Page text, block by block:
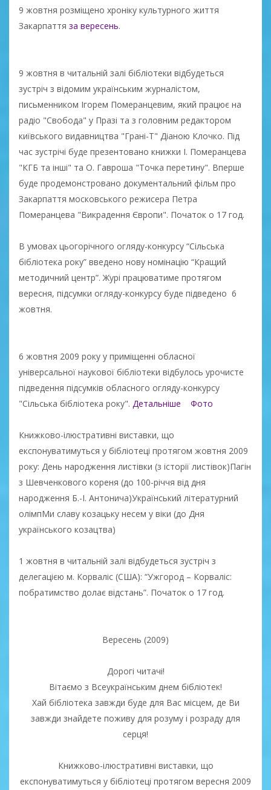
9 жовтня розміщено хроніку культурного життя
Закарпаття за вересень.
9 жовтня в читальній залі бібліотеки відбудеться
зустріч з відомим українським журналістом,
письменником Ігорем Померанцевим, який працює на
радіо "Свобода" у Празі та з головним редактором
київського видавництва "Грані-Т" Діаною Клочко. Під
час зустрічі буде презентовано книжки І. Померанцева
"КГБ та інші" та О. Гавроша "Точка перетину". Вперше
буде продемонстровано документальний фільм про
Закарпаття московського режисера Петра
Померанцева "Викрадення Європи". Початок о 17 год.
В умовах цьогорічного огляду-конкурсу “Сільська
бібліотека року” введено нову номінацію “Кращий
методичний центр”. Журі працюватиме протягом
вересня, підсумки огляду-конкурсу буде підведено 6
жовтня.
6 жовтня 2009 року у приміщенні обласної
універсальної наукової бібліотеки відбулось урочисте
підведення підсумків обласного огляду-конкурсу
"Сільська бібліотека року". Детальніше Фото
Книжково-ілюстративні виставки, що
експонуватимуться у бібліотеці протягом жовтня 2009
року: День народження листівки (з історії листівок)Пагін
з Шевченкового кореня (до 100-річчя від дня
народження Б.-І. Антонича)Український літературний
олімпМи славу козацьку несем у віки (до Дня
українського козацтва)
1 жовтня в читальній залі відбудеться зустріч з
делегацією м. Корваліс (США): “Ужгород – Корваліс:
побратимство долає відстань”. Початок о 17 год.
Вересень (2009)
Дорогі читачі!
Вітаємо з Всеукраїнським днем бібліотек!
Хай бібліотека завжди буде для Вас місцем, де Ви
завжди знайдете поживу для розуму і розраду для
серця!
Книжково-ілюстративні виставки, що
експонуватимуться у бібліотеці протягом вересня 2009